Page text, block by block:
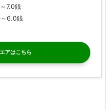
7.0銭
6.0銭
ア